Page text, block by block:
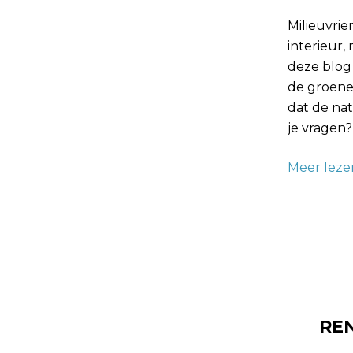
interieur,
deze
de
dat de
je
Meer